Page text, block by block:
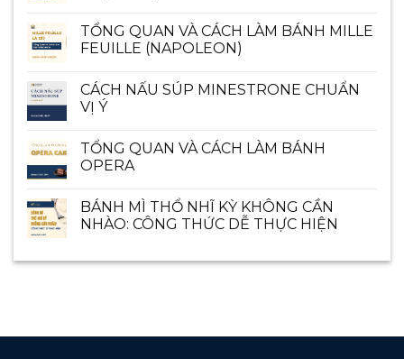
TỔNG QUAN VÀ CÁCH LÀM BÁNH MILLE
FEUILLE (NAPOLEON)
CÁCH NẤU SÚP MINESTRONE CHUẨN
VỊ Ý
TỔNG QUAN VÀ CÁCH LÀM BÁNH
OPERA
BÁNH MÌ THỔ NHĨ KỲ KHÔNG CẦN
NHÀO: CÔNG THỨC DỄ THỰC HIỆN